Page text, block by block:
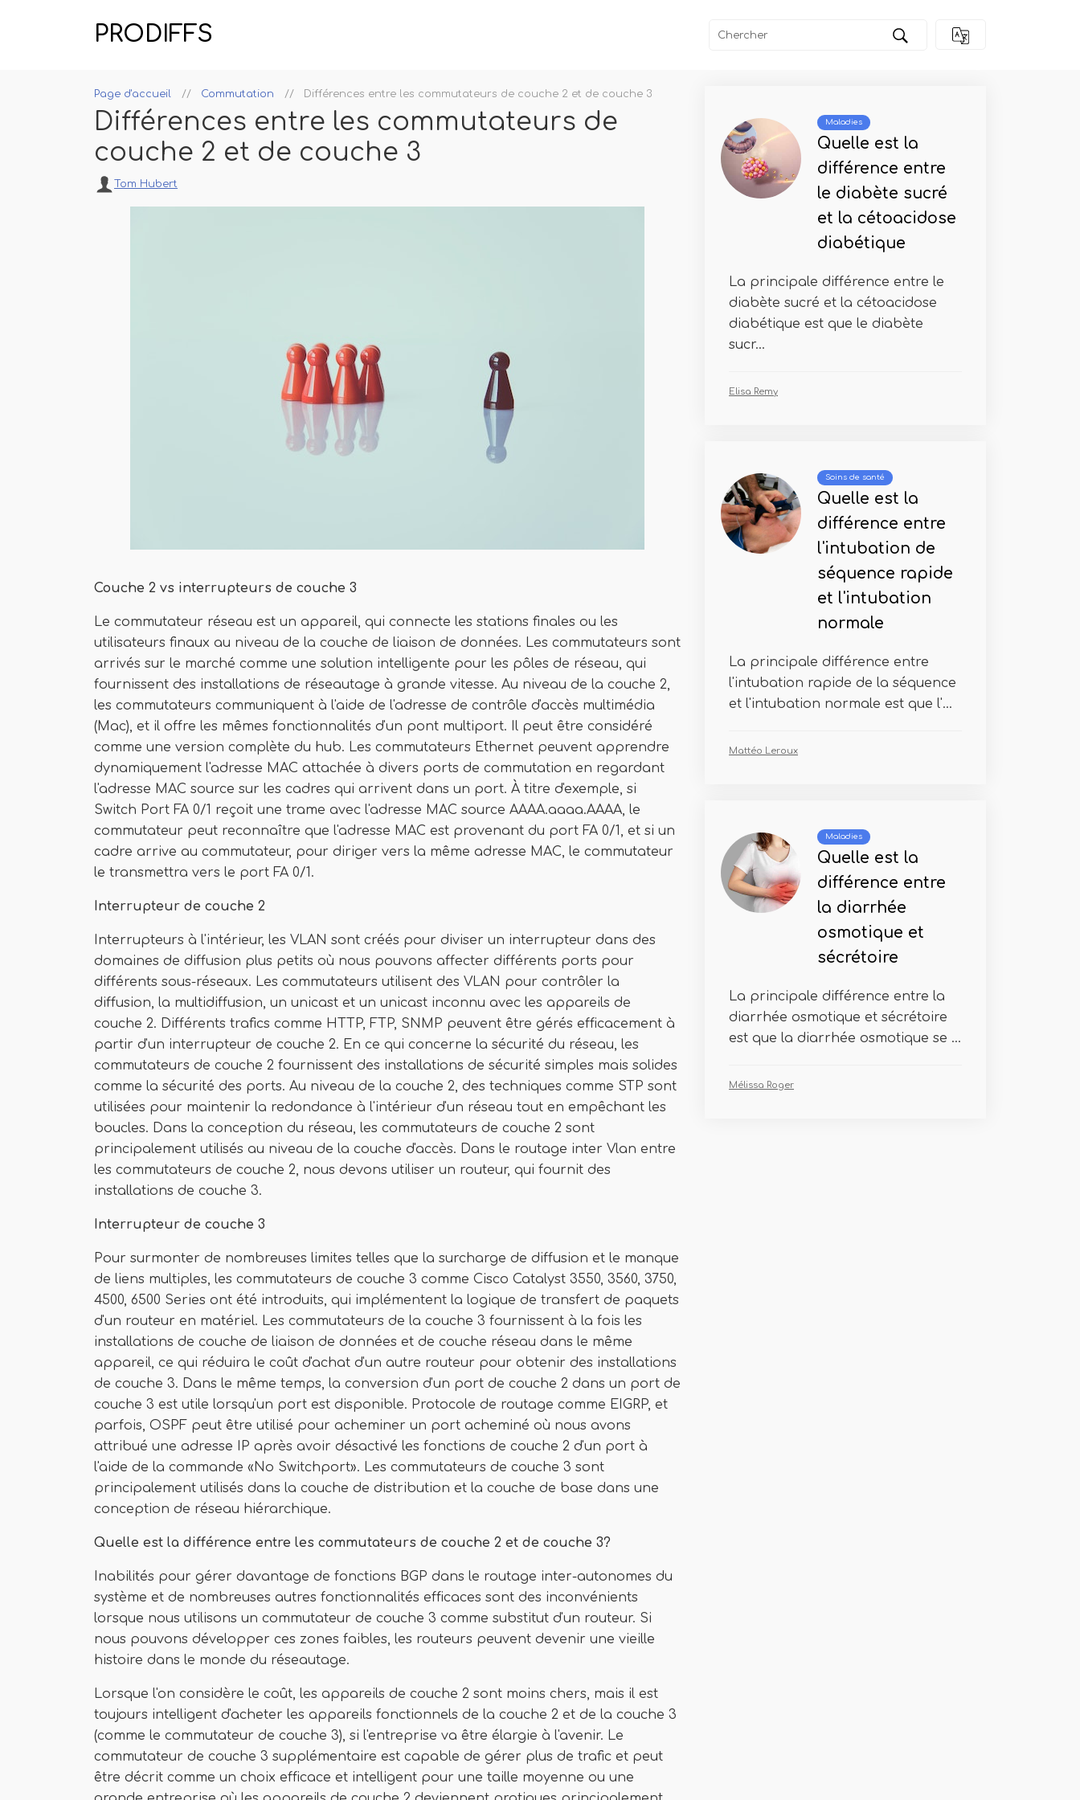
PRODIFFS
Page d'accueil Commutation Différences entre les commutateurs de couche 2 et de couche 3
Différences entre les commutateurs de
couche 2 et de couche 3
Tom Hubert
Couche 2 vs interrupteurs de couche 3
Le commutateur réseau est un appareil, qui connecte les stations finales ou les
utilisateurs finaux au niveau de la couche de liaison de données. Les commutateurs sont
arrivés sur le marché comme une solution intelligente pour les pôles de réseau, qui
fournissent des installations de réseautage à grande vitesse. Au niveau de la couche 2,
les commutateurs communiquent à l'aide de l'adresse de contrôle d'accès multimédia
(Mac), et il offre les mêmes fonctionnalités d'un pont multiport. Il peut être considéré
comme une version complète du hub. Les commutateurs Ethernet peuvent apprendre
dynamiquement l'adresse MAC attachée à divers ports de commutation en regardant
l'adresse MAC source sur les cadres qui arrivent dans un port. À titre d'exemple, si
Switch Port FA 0/1 reçoit une trame avec l'adresse MAC source AAAA.aaaa.AAAA, le
commutateur peut reconnaître que l'adresse MAC est provenant du port FA 0/1, et si un
cadre arrive au commutateur, pour diriger vers la même adresse MAC, le commutateur
le transmettra vers le port FA 0/1.
Interrupteur de couche 2
Interrupteurs à l'intérieur, les VLAN sont créés pour diviser un interrupteur dans des
domaines de diffusion plus petits où nous pouvons affecter différents ports pour
différents sous-réseaux. Les commutateurs utilisent des VLAN pour contrôler la
diffusion, la multidiffusion, un unicast et un unicast inconnu avec les appareils de
couche 2. Différents trafics comme HTTP, FTP, SNMP peuvent être gérés efficacement à
partir d'un interrupteur de couche 2. En ce qui concerne la sécurité du réseau, les
commutateurs de couche 2 fournissent des installations de sécurité simples mais solides
comme la sécurité des ports. Au niveau de la couche 2, des techniques comme STP sont
utilisées pour maintenir la redondance à l'intérieur d'un réseau tout en empêchant les
boucles. Dans la conception du réseau, les commutateurs de couche 2 sont
principalement utilisés au niveau de la couche d'accès. Dans le routage inter Vlan entre
les commutateurs de couche 2, nous devons utiliser un routeur, qui fournit des
installations de couche 3.
Interrupteur de couche 3
Pour surmonter de nombreuses limites telles que la surcharge de diffusion et le manque
de liens multiples, les commutateurs de couche 3 comme Cisco Catalyst 3550, 3560, 3750,
4500, 6500 Series ont été introduits, qui implémentent la logique de transfert de paquets
d'un routeur en matériel. Les commutateurs de la couche 3 fournissent à la fois les
installations de couche de liaison de données et de couche réseau dans le même
appareil, ce qui réduira le coût d'achat d'un autre routeur pour obtenir des installations
de couche 3. Dans le même temps, la conversion d'un port de couche 2 dans un port de
couche 3 est utile lorsqu'un port est disponible. Protocole de routage comme EIGRP, et
parfois, OSPF peut être utilisé pour acheminer un port acheminé où nous avons
attribué une adresse IP après avoir désactivé les fonctions de couche 2 d'un port à
l'aide de la commande «No Switchport». Les commutateurs de couche 3 sont
principalement utilisés dans la couche de distribution et la couche de base dans une
conception de réseau hiérarchique.
Quelle est la différence entre les commutateurs de couche 2 et de couche 3?
Inabilités pour gérer davantage de fonctions BGP dans le routage inter-autonomes du
système et de nombreuses autres fonctionnalités efficaces sont des inconvénients
lorsque nous utilisons un commutateur de couche 3 comme substitut d'un routeur. Si
nous pouvons développer ces zones faibles, les routeurs peuvent devenir une vieille
histoire dans le monde du réseautage.
Lorsque l'on considère le coût, les appareils de couche 2 sont moins chers, mais il est
toujours intelligent d'acheter les appareils fonctionnels de la couche 2 et de la couche 3
(comme le commutateur de couche 3), si l'entreprise va être élargie à l'avenir. Le
commutateur de couche 3 supplémentaire est capable de gérer plus de trafic et peut
être décrit comme un choix efficace et intelligent pour une taille moyenne ou une
Maladies
Quelle est la
différence entre
le diabète sucré
et la cétoacidose
diabétique
La principale différence entre le
diabète sucré et la cétoacidose
diabétique est que le diabète
sucr...
Elisa Remy
Soins de santé
Quelle est la
différence entre
l'intubation de
séquence rapide
et l'intubation
normale
La principale différence entre
l'intubation rapide de la séquence
et l'intubation normale est que l'...
Mattéo Leroux
Maladies
Quelle est la
différence entre
la diarrhée
osmotique et
sécrétoire
La principale différence entre la
diarrhée osmotique et sécrétoire
est que la diarrhée osmotique se ...
Mélissa Roger